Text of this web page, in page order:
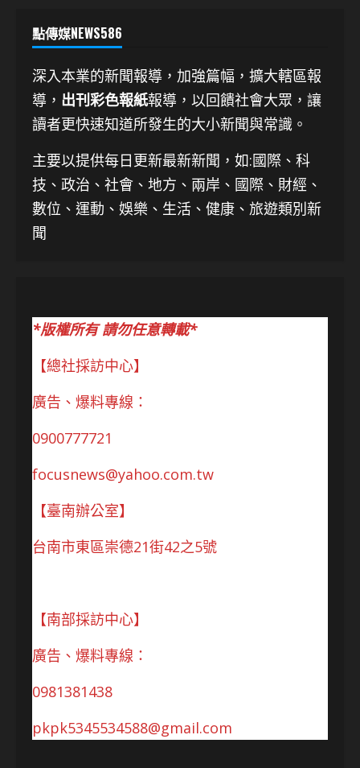
點傳媒NEWS586
深入本業的新聞報導，加強篇幅，擴大轄區報
導， 出刊彩色報紙報導，以回饋社會大眾，讓
讀者更快速知道所發生的大小新聞與常識。
主要以提供每日更新最新新聞 ，如:國際、科
技、 政治、社會、地方、兩岸、國際、財經、
數位、運動、娛樂、生活、健康、旅遊類別新
聞
*版權所有 請勿任意轉載*
【總社採訪中心】
廣告、爆料專線：
0900777721
focusnews@yahoo.com.tw
【臺南辦公室】
台南市東區崇德21街42之5號
【南部採訪中心】
廣告、爆料專線：
0981381438
pkpk5345534588@gmail.com